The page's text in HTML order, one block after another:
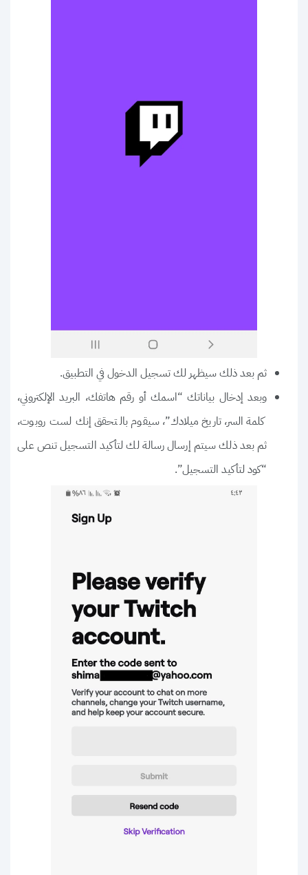
ثم بعد ذلك سيظهر لك تسجيل الدخول في التطبيق.
وبعد إدخال بياناتك “اسمك أو رقم هاتفك، البريد الإلكتروني،
كلمة السر، تاريخ ميلادك”، سيقوم بالتحقق إنك لست روبوت،
ثم بعد ذلك سيتم إرسال رسالة لك لتأكيد التسجيل تنص على
“كود لتأكيد التسجيل”.